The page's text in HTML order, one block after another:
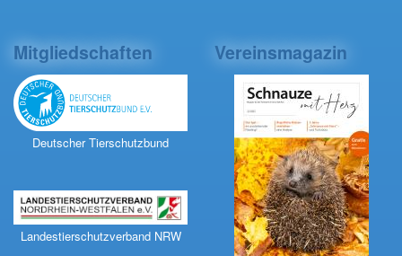
Mitgliedschaften
Deutscher Tierschutzbund
Landestierschutzverband NRW
Vereinsmagazin